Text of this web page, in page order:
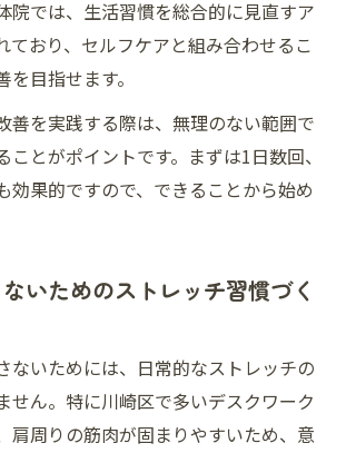
院では、生活習慣を総合的に見直すア
ており、セルフケアと組み合わせるこ
目指せます。
善を実践する際は、無理のない範囲で
ことがポイントです。まずは1日数回、
効果的ですので、できることから始め
いためのストレッチ習慣づく
ないためには、日常的なストレッチの
せん。特に川崎区で多いデスクワーク
肩周りの筋肉が固まりやすいため、意